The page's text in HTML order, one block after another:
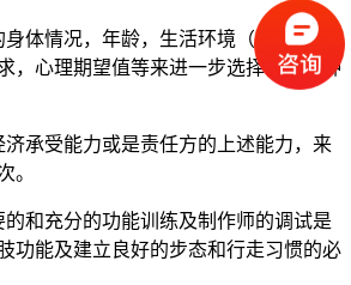
体情况，年龄，生活环境（城市或农
，心理期望值等来进一步选择假肢的种
承受能力或是责任方的上述能力，来
。
和充分的功能训练及制作师的调试是
功能及建立良好的步态和行走习惯的必